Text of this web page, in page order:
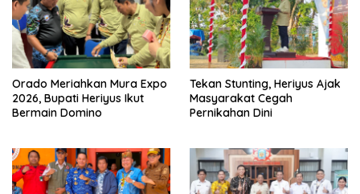
Orado Meriahkan Mura Expo
2026, Bupati Heriyus Ikut
Bermain Domino
Tekan Stunting, Heriyus Ajak
Masyarakat Cegah
Pernikahan Dini